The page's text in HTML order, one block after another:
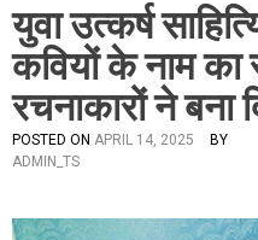
युवा उत्कर्ष
कवियों के नाम
रचनाकारों ने बना
POSTED ON APRIL 14, 2025
BY
ADMIN_TS